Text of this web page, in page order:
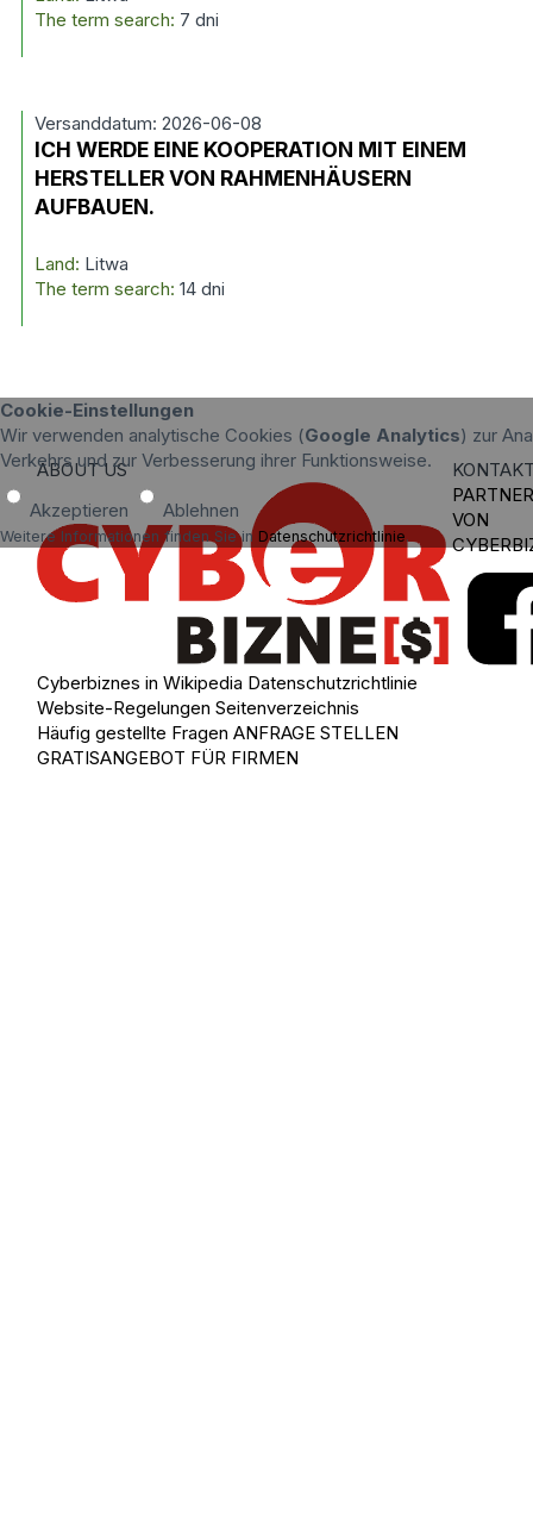
The term search: 7 dni
Versanddatum: 2026-06-08
ICH WERDE EINE KOOPERATION MIT EINEM
HERSTELLER VON RAHMENHÄUSERN
AUFBAUEN.
Land: Litwa
The term search: 14 dni
Cookie-Einstellungen
Wir verwenden analytische Cookies (Google Analytics) zur
Verkehrs und zur Verbesserung ihrer Funktionsweise.
Akzeptieren Ablehnen
Weitere Informationen finden Sie in Datenschutzrichtlinie.
ABOUT US
Cyberbiznes in Wikipedia Datenschutzrichtlinie
Website-Regelungen Seitenverzeichnis
Häufig gestellte Fragen ANFRAGE STELLEN
GRATISANGEBOT FÜR FIRMEN
VON